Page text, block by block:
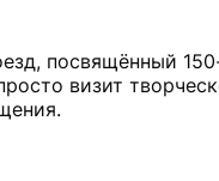
посвящённый
визит